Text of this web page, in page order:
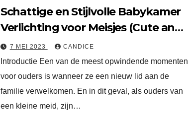
Schattige en Stijlvolle Babykamer
Verlichting voor Meisjes (Cute and
Stylish Nursery Lighting for Baby
Girls)
7 MEI 2023 CANDICE
Introductie Een van de meest opwindende momenten
voor ouders is wanneer ze een nieuw lid aan de
familie verwelkomen. En in dit geval, als ouders van
een kleine meid, zijn…